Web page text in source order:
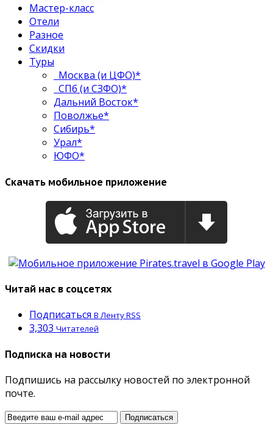
Мастер-класс
Отели
Разное
Скидки
Туры
Москва (и ЦФО)*
СПб (и СЗФО)*
Дальний Восток*
Поволжье*
Сибирь*
Урал*
ЮФО*
Скачать мобильное приложение
Читай нас в соцсетях
Подписаться В Ленту RSS
3,303 Читателей
Подписка на новости
Подпишись на рассылку новостей по электронной
почте.